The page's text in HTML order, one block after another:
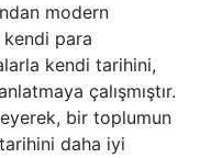
modern
para
kendi tarihini,
çalışmıştır.
bir toplumun
daha iyi